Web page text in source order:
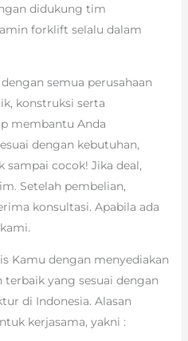
didukung tim
forklift selalu dalam
semua perusahaan
konstruksi serta
membantu Anda
dengan kebutuhan,
sampai cocok! Jika deal,
Setelah pembelian,
konsultasi. Apabila ada
Kamu dengan menyediakan
yang sesuai dengan
di Indonesia. Alasan
kerjasama, yakni :